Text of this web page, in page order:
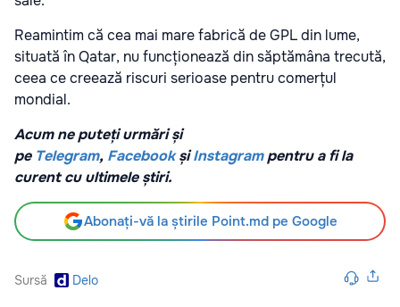
Reamintim că cea mai mare fabrică de GPL din lume,
situată în Qatar, nu funcționează din săptămâna trecută,
ceea ce creează riscuri serioase pentru comerțul
mondial.
Acum ne puteți urmări și
pe Telegram, Facebook șiInstagrampentru a fi la
curent cu ultimele știri.
Abonați-vă la știrile Point.md pe Google
Sursă Delo